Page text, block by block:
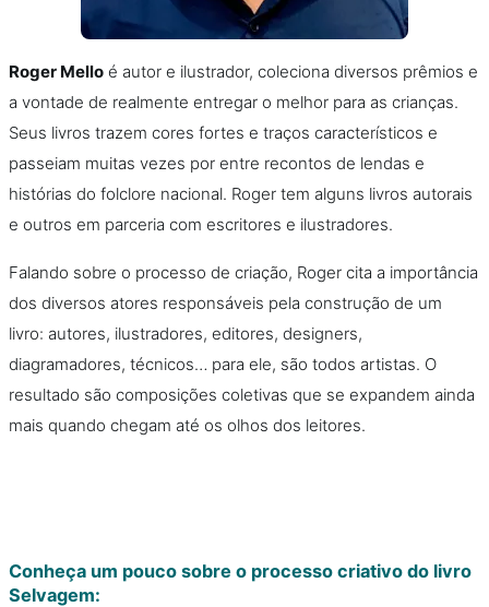
Roger Mello é autor e ilustrador, coleciona diversos prêmios e
a vontade de realmente entregar o melhor para as crianças.
Seus livros trazem cores fortes e traços característicos e
passeiam muitas vezes por entre recontos de lendas e
histórias do folclore nacional. Roger tem alguns livros autorais
e outros em parceria com escritores e ilustradores.
Falando sobre o processo de criação, Roger cita a importância
dos diversos atores responsáveis pela construção de um
livro: autores, ilustradores, editores, designers,
diagramadores, técnicos… para ele, são todos artistas. O
resultado são composições coletivas que se expandem ainda
mais quando chegam até os olhos dos leitores.
Conheça um pouco sobre o processo criativo do livro
Selvagem: